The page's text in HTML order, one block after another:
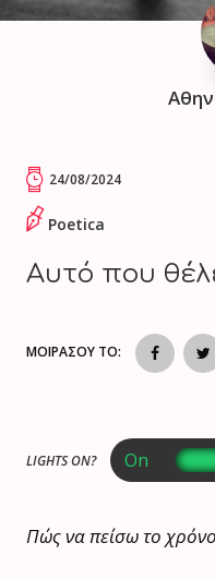
24/08/2024
Poetica
Αυτό που
ΜΟΙΡΑΣΟΥ ΤΟ:
LIGHTS ON?
Πώς να πείσω το